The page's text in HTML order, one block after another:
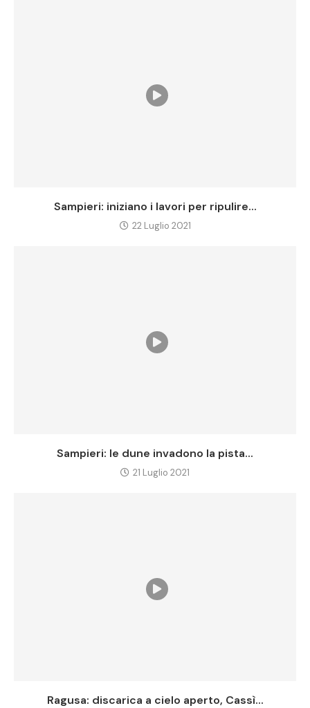
Sampieri: iniziano i lavori per ripulire...
22 Luglio 2021
Sampieri: le dune invadono la pista...
21 Luglio 2021
Ragusa: discarica a cielo aperto, Cassì...